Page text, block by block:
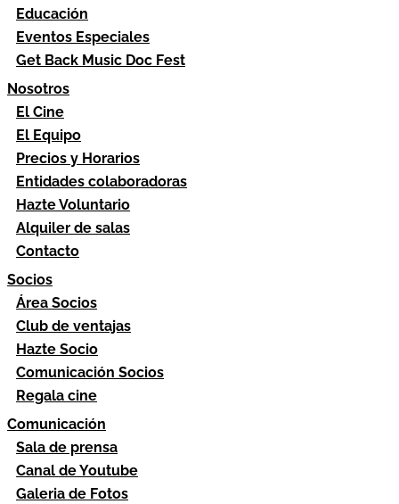
Educación
Eventos Especiales
Get Back Music Doc Fest
Nosotros
El Cine
El Equipo
Precios y Horarios
Entidades colaboradoras
Hazte Voluntario
Alquiler de salas
Contacto
Socios
Área Socios
Club de ventajas
Hazte Socio
Comunicación Socios
Regala cine
Comunicación
Sala de prensa
Canal de Youtube
Galeria de Fotos